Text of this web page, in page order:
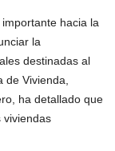
hacia la
la
destinadas al
de Vivienda,
ha detallado que
viviendas